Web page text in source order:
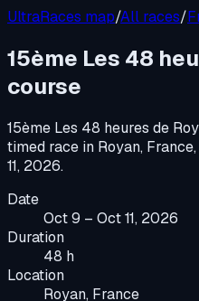
UltraRaces map/All races/
15ème Les 48
course
15ème Les 48 heures de
timed race in Royan, France
11, 2026.
Date
Oct 9 – Oct 11, 2026
Duration
48 h
Location
Royan, France